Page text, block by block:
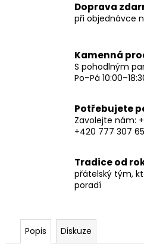
Doprava
při objednávce
Kamenná
S pohodlným
Po–Pá
Potřebujete
Zavolejte nám:
+420 777 307
Tradice od
přátelský tým,
poradí
Popis Diskuze